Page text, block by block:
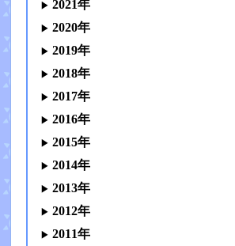
2021年
2020年
2019年
2018年
2017年
2016年
2015年
2014年
2013年
2012年
2011年